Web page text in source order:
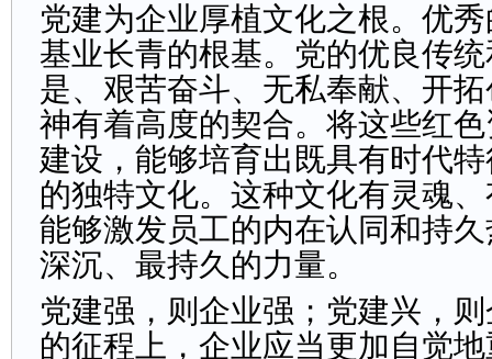
党建为企业厚植文化之根。优
基业长青的根基。党的优良传
是、艰苦奋斗、无私奉献、开
神有着高度的契合。将这些红
建设，能够培育出既具有时代
的独特文化。这种文化有灵魂
能够激发员工的内在认同和持
深沉、最持久的力量。
党建强，则企业强；党建兴，
的征程上，企业应当更加自觉